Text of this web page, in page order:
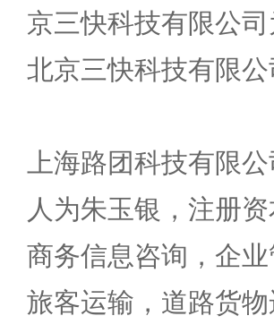
京三快科技有限公
北京三快科技有限
上海路团科技有限
人为朱玉银，注册
商务信息咨询，企
旅客运输，道路货